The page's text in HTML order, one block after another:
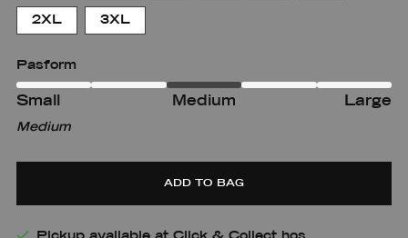
2XL 3XL
Pasform
Small Medium Large
Small
Small
Medium
large
ADD TO BAG